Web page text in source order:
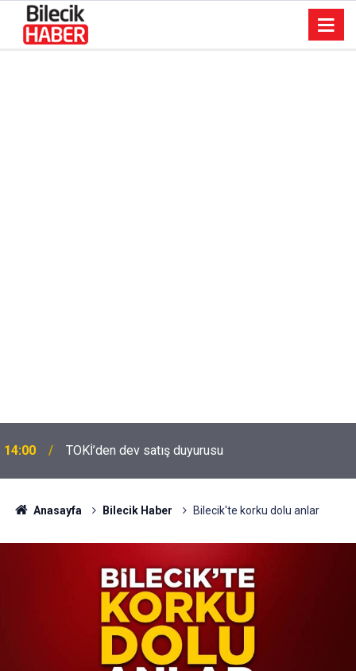
14:00 TOKİ’den dev satış duyurusu
Anasayfa Bilecik Haber Bilecik'te korku dolu anlar